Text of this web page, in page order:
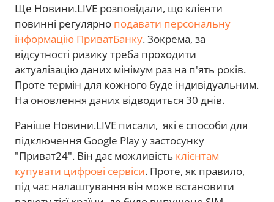
Ще Новини.LIVE розповідали, що клієнти
повинні регулярно подавати персональну
інформацію ПриватБанку. Зокрема, за
відсутності ризику треба проходити
актуалізацію даних мінімум раз на п'ять років.
Проте термін для кожного буде індивідуальним.
На оновлення даних відводиться 30 днів.
Раніше Новини.LIVE писали, які є способи для
підключення Google Play у застосунку
"Приват24". Він дає можливість клієнтам
купувати цифрові сервіси. Проте, як правило,
під час налаштування він може встановити